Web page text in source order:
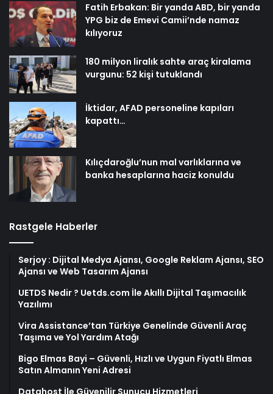
Fatih Erbakan: Bir yanda ABD, bir yanda
YPG biz de Emevi Camii’nde namaz
kılıyoruz
180 milyon liralık sahte araç kiralama
vurgunu: 52 kişi tutuklandı
İktidar, AFAD personeline kapıları
kapattı…
Kılıçdaroğlu’nun mal varlıklarına ve
banka hesaplarına haciz konuldu
Rastgele Haberler
Serjoy : Dijital Medya Ajansı, Google Reklam Ajansı, SEO
Ajansı ve Web Tasarım Ajansı
UETDS Nedir ? Uetds.com İle Akıllı Dijital Taşımacılık
Yazılımı
Vira Assistance’tan Türkiye Genelinde Güvenli Araç
Taşıma ve Yol Yardım Atağı
Bigo Elmas Bayi – Güvenli, Hızlı ve Uygun Fiyatlı Elmas
Satın Almanın Yeni Adresi